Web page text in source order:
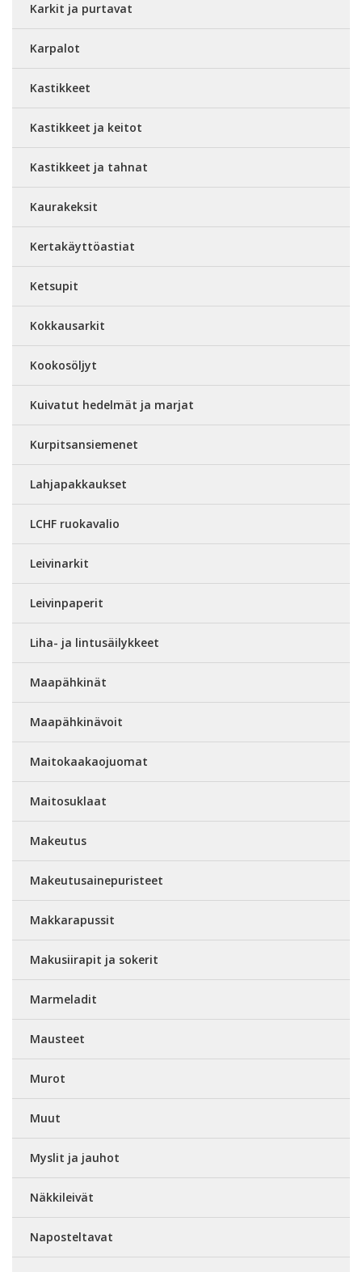
Karkit ja purtavat
Karpalot
Kastikkeet
Kastikkeet ja keitot
Kastikkeet ja tahnat
Kaurakeksit
Kertakäyttöastiat
Ketsupit
Kokkausarkit
Kookosöljyt
Kuivatut hedelmät ja marjat
Kurpitsansiemenet
Lahjapakkaukset
LCHF ruokavalio
Leivinarkit
Leivinpaperit
Liha- ja lintusäilykkeet
Maapähkinät
Maapähkinävoit
Maitokaakaojuomat
Maitosuklaat
Makeutus
Makeutusainepuristeet
Makkarapussit
Makusiirapit ja sokerit
Marmeladit
Mausteet
Murot
Muut
Myslit ja jauhot
Näkkileivät
Naposteltavat